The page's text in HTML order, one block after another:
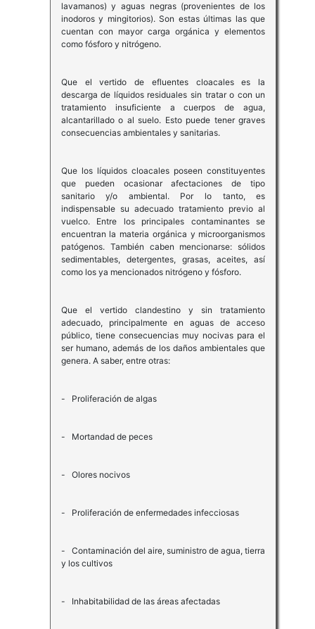
lavamanos) y aguas negras (provenientes de los
inodoros y mingitorios). Son estas últimas las que
cuentan con mayor carga orgánica y elementos
como fósforo y nitrógeno.
Que el vertido de efluentes cloacales es la
descarga de líquidos residuales sin tratar o con un
tratamiento insuficiente a cuerpos de agua,
alcantarillado o al suelo. Esto puede tener graves
consecuencias ambientales y sanitarias.
Que los líquidos cloacales poseen constituyentes
que pueden ocasionar afectaciones de tipo
sanitario y/o ambiental. Por lo tanto, es
indispensable su adecuado tratamiento previo al
vuelco. Entre los principales contaminantes se
encuentran la materia orgánica y microorganismos
patógenos. También caben mencionarse: sólidos
sedimentables, detergentes, grasas, aceites, así
como los ya mencionados nitrógeno y fósforo.
Que el vertido clandestino y sin tratamiento
adecuado, principalmente en aguas de acceso
público, tiene consecuencias muy nocivas para el
ser humano, además de los daños ambientales que
genera. A saber, entre otras:
- Proliferación de algas
- Mortandad de peces
- Olores nocivos
- Proliferación de enfermedades infecciosas
- Contaminación del aire, suministro de agua, tierra
y los cultivos
- Inhabitabilidad de las áreas afectadas